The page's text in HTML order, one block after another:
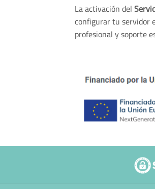
La activación del
configurar tu servidor
profesional y soporte